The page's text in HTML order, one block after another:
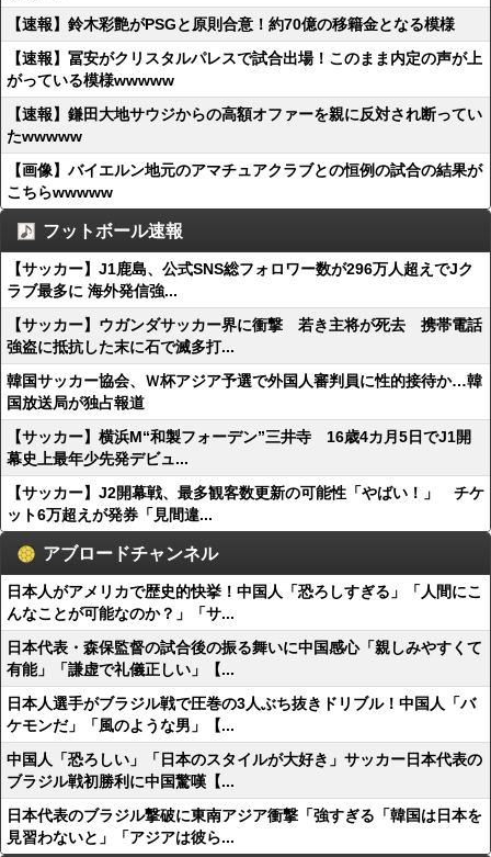
【速報】鈴木彩艶がPSGと原則合意！約70億の移籍金となる模様
【速報】冨安がクリスタルパレスで試合出場！このまま内定の声が上
がっている模様wwwww
【速報】鎌田大地サウジからの高額オファーを親に反対され断ってい
たwwwww
【画像】バイエルン地元のアマチュアクラブとの恒例の試合の結果が
こちらwwwww
フットボール速報
【サッカー】J1鹿島、公式SNS総フォロワー数が296万人超えでJク
ラブ最多に 海外発信強...
【サッカー】ウガンダサッカー界に衝撃 若き主将が死去 携帯電話
強盗に抵抗した末に石で滅多打...
韓国サッカー協会、Ｗ杯アジア予選で外国人審判員に性的接待か…韓
国放送局が独占報道
【サッカー】横浜M“和製フォーデン”三井寺 16歳4カ月5日でJ1開
幕史上最年少先発デビュ...
【サッカー】J2開幕戦、最多観客数更新の可能性「やばい！」 チケ
ット6万超えが発券「見間違...
アブロードチャンネル
日本人がアメリカで歴史的快挙！中国人「恐ろしすぎる」「人間にこ
んなことが可能なのか？」「サ...
日本代表・森保監督の試合後の振る舞いに中国感心「親しみやすくて
有能」「謙虚で礼儀正しい」【...
日本人選手がブラジル戦で圧巻の3人ぶち抜きドリブル！中国人「バ
ケモンだ」「風のような男」【...
中国人「恐ろしい」「日本のスタイルが大好き」サッカー日本代表の
ブラジル戦初勝利に中国驚嘆【...
日本代表のブラジル撃破に東南アジア衝撃「強すぎる「韓国は日本を
見習わないと」「アジアは彼ら...